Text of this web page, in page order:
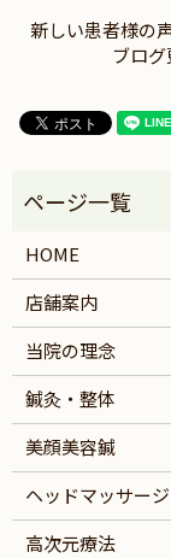
新しい患者様の
ブロ
HOME
店舗案内
当院の理念
鍼灸・整体
美顔美容鍼
ヘッドマッサージ
高次元療法